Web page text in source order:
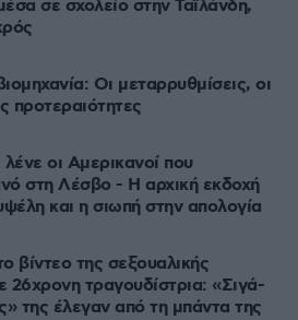
σε σχολείο στην Ταϊλάνδη,
Οι μεταρρυθμίσεις, οι
προτεραιότητες
οι Αμερικανοί που
στη Λέσβο - Η αρχική εκδοχή
και η σιωπή στην απολογία
βίντεο της σεξουαλικής
26χρονη τραγουδίστρια: «Σιγά-
της έλεγαν από τη μπάντα της